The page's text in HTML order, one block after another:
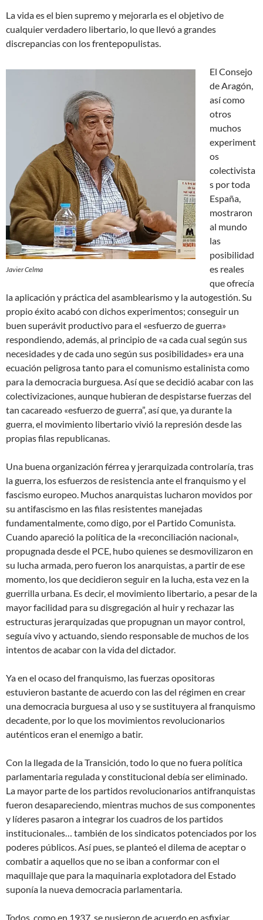
La vida es el bien supremo y mejorarla es el objetivo de
cualquier verdadero libertario, lo que llevó a grandes
discrepancias con los frentepopulistas.
Javier Celma
El Consejo
de Aragón,
así como
otros
muchos
experiment
os
colectivista
s por toda
España,
mostraron
al mundo
las
posibilidad
es reales
que ofrecía
la aplicación y práctica del asamblearismo y la autogestión. Su
propio éxito acabó con dichos experimentos; conseguir un
buen superávit productivo para el «esfuerzo de guerra»
respondiendo, además, al principio de «a cada cual según sus
necesidades y de cada uno según sus posibilidades» era una
ecuación peligrosa tanto para el comunismo estalinista como
para la democracia burguesa. Así que se decidió acabar con las
colectivizaciones, aunque hubieran de despistarse fuerzas del
tan cacareado «esfuerzo de guerra”, así que, ya durante la
guerra, el movimiento libertario vivió la represión desde las
propias filas republicanas.
Una buena organización férrea y jerarquizada controlaría, tras
la guerra, los esfuerzos de resistencia ante el franquismo y el
fascismo europeo. Muchos anarquistas lucharon movidos por
su antifascismo en las filas resistentes manejadas
fundamentalmente, como digo, por el Partido Comunista.
Cuando apareció la política de la «reconciliación nacional»,
propugnada desde el PCE, hubo quienes se desmovilizaron en
su lucha armada, pero fueron los anarquistas, a partir de ese
momento, los que decidieron seguir en la lucha, esta vez en la
guerrilla urbana. Es decir, el movimiento libertario, a pesar de la
mayor facilidad para su disgregación al huir y rechazar las
estructuras jerarquizadas que propugnan un mayor control,
seguía vivo y actuando, siendo responsable de muchos de los
intentos de acabar con la vida del dictador.
Ya en el ocaso del franquismo, las fuerzas opositoras
estuvieron bastante de acuerdo con las del régimen en crear
una democracia burguesa al uso y se sustituyera al franquismo
decadente, por lo que los movimientos revolucionarios
auténticos eran el enemigo a batir.
Con la llegada de la Transición, todo lo que no fuera política
parlamentaria regulada y constitucional debía ser eliminado.
La mayor parte de los partidos revolucionarios antifranquistas
fueron desapareciendo, mientras muchos de sus componentes
y líderes pasaron a integrar los cuadros de los partidos
institucionales… también de los sindicatos potenciados por los
poderes públicos. Así pues, se planteó el dilema de aceptar o
combatir a aquellos que no se iban a conformar con el
maquillaje que para la maquinaria explotadora del Estado
suponía la nueva democracia parlamentaria.
Todos, como en 1937, se pusieron de acuerdo en asfixiar